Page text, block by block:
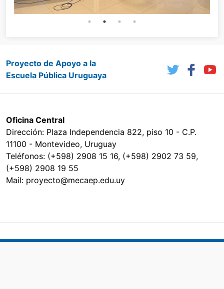
Proyecto de Apoyo a la
Escuela Pública Uruguaya
Oficina Central
Dirección: Plaza Independencia 822, piso 10 - C.P.
11100 - Montevideo, Uruguay
Teléfonos: (+598) 2908 15 16, (+598) 2902 73 59,
(+598) 2908 19 55
Mail: proyecto@mecaep.edu.uy